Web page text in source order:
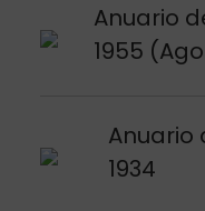
Anuario
1955
Argitalpena ikusi
Anuario
1934
Argitalpena ikusi